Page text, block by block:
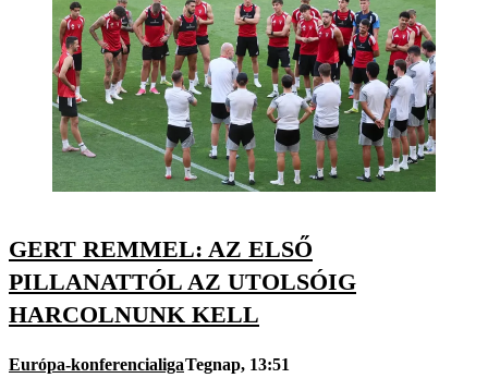
GERT REMMEL: AZ ELSŐ
PILLANATTÓL AZ UTOLSÓIG
HARCOLNUNK KELL
Európa-konferencialigaTegnap, 13:51